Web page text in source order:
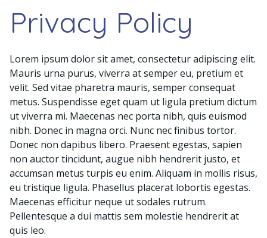
Privacy Policy
Lorem ipsum dolor sit amet, consectetur adipiscing elit.
Mauris urna purus, viverra at semper eu, pretium et
velit. Sed vitae pharetra mauris, semper consequat
metus. Suspendisse eget quam ut ligula pretium dictum
ut viverra mi. Maecenas nec porta nibh, quis euismod
nibh. Donec in magna orci. Nunc nec finibus tortor.
Donec non dapibus libero. Praesent egestas, sapien
non auctor tincidunt, augue nibh hendrerit justo, et
accumsan metus turpis eu enim. Aliquam in mollis risus,
eu tristique ligula. Phasellus placerat lobortis egestas.
Maecenas efficitur neque ut sodales rutrum.
Pellentesque a dui mattis sem molestie hendrerit at
quis leo.